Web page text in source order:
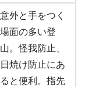
意外と手をつく
場面の多い登
山。怪我防止、
日焼け防止にあ
ると便利。指先